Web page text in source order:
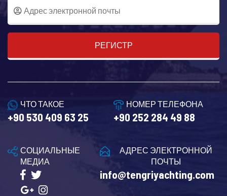
РЕГИСТР
ЧТО ТАКОЕ
+90 530 409 63 25
НОМЕР ТЕЛЕФОНА
+90 252 284 49 88
АДРЕС ЭЛЕКТРОННОЙ
ПОЧТЫ
info@tengriyachting.com
СОЦИАЛЬНЫЕ
МЕДИА